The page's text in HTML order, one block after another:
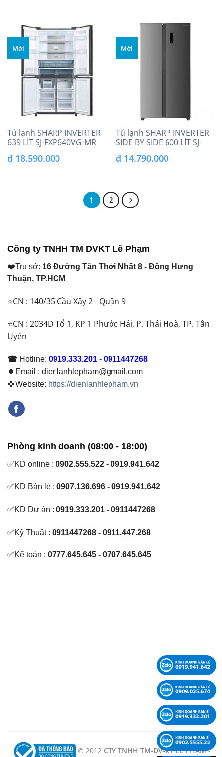
Mới
Tủ lạnh SHARP INVERTER
639 LÍT SJ-FXP640VG-MR
₫18.590.000
Mới
Tủ lạnh SHARP INVERTER
SIDE BY SIDE 600 LÍT SJ-
SBXP600V-DS
₫14.790.000
1 2
Công ty TNHH TM DVKT Lê Phạm
❤️Trụ sở: 16 Đường Tân Thới Nhất 8 - Đông Hưng
Thuận, TP.HCM
⭐CN : 140/35 Cầu Xây 2 - Quận 9
⭐CN : 2034D Tổ 1, KP 1 Phước Hải, P. Thái Hoà, TP. Tân
Uyên
☎ Hotline: 0919.333.201 - 0911447268
🍀Email : dienlanhlepham@gmail.com
🍀Website: https://dienlanhlepham.vn
Phòng kinh doanh (08:00 - 18:00)
✅KD online : 0902.555.522 - 0919.941.642
✅KD Bán lẻ : 0907.136.696 - 0919.941.642
✅KD Dự án : 0919.333.201 - 0911447268
✅Kỹ Thuật : 0911447268 - 0911.447.268
✅Kế toán : 0777.645.645 - 0707.645.645
© 2012 CTY TNHH TM-DV-KT LÊ PHẠM -